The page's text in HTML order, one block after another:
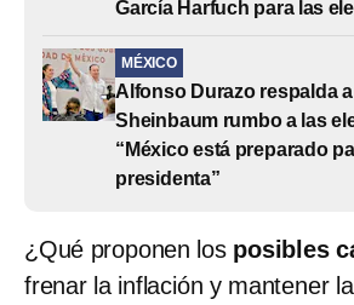
García Harfuch para las
MÉXICO
Alfonso Durazo respalda
Sheinbaum rumbo a las
“México está preparado
presidenta”
¿Qué proponen los posibles
frenar la inflación y mantener